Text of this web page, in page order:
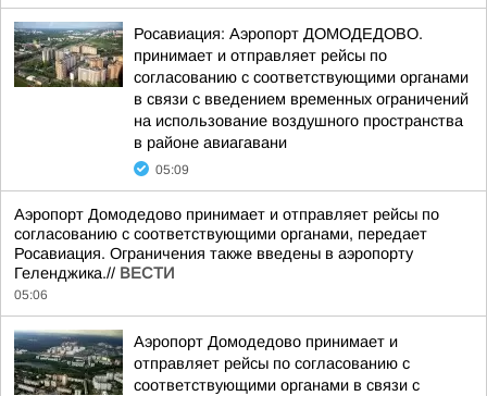
Росавиация: Аэропорт ДОМОДЕДОВО.
принимает и отправляет рейсы по
согласованию с соответствующими органами
в связи с введением временных ограничений
на использование воздушного пространства
в районе авиагавани
05:09
Аэропорт Домодедово принимает и отправляет рейсы по
согласованию с соответствующими органами, передает
Росавиация. Ограничения также введены в аэропорту
Геленджика.// ВЕСТИ
05:06
Аэропорт Домодедово принимает и
отправляет рейсы по согласованию с
соответствующими органами в связи с